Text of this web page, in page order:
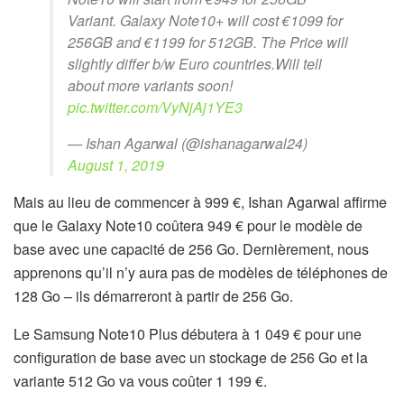
Variant. Galaxy Note10+ will cost €1099 for
256GB and €1199 for 512GB. The Price will
slightly differ b/w Euro countries.Will tell
about more variants soon!
pic.twitter.com/VyNjAj1YE3
— Ishan Agarwal (@ishanagarwal24)
August 1, 2019
Mais au lieu de commencer à 999 €, Ishan Agarwal affirme
que le Galaxy Note10 coûtera 949 € pour le modèle de
base avec une capacité de 256 Go. Dernièrement, nous
apprenons qu’il n’y aura pas de modèles de téléphones de
128 Go – ils démarreront à partir de 256 Go.
Le Samsung Note10 Plus débutera à 1 049 € pour une
configuration de base avec un stockage de 256 Go et la
variante 512 Go va vous coûter 1 199 €.